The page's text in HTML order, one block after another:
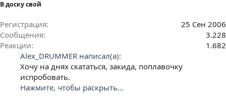
В доску свой
Регистрация
25 Сен 2006
Сообщения
3.228
Реакции
1.682
Alex_DRUMMER написал(а):
Хочу на днях скататься, закида, поплавочку
испробовать.
Нажмите, чтобы раскрыть...